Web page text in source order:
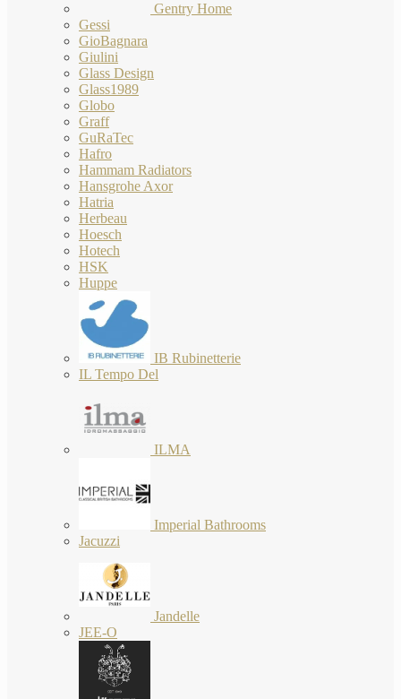
Gentry Home
Gessi
GioBagnara
Giulini
Glass Design
Glass1989
Globo
Graff
GuRaTec
Hafro
Hammam Radiators
Hansgrohe Axor
Hatria
Herbeau
Hoesch
Hotech
HSK
Huppe
IB Rubinetterie
IL Tempo Del
ILMA
Imperial Bathrooms
Jacuzzi
Jandelle
JEE-O